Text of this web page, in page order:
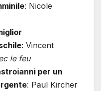
: Nicole
: Vincent
le feu
per un
: Paul Kircher